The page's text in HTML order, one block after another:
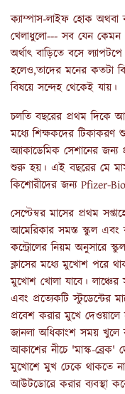
ক্যাম্পাস-লাইফ হোক অথবা
খেলাধুলো--- সব যেন কেমন
অর্থাৎ বাড়িতে বসে
হলেও,তাদের মনের কতটা
বিষয়ে সন্দেহ থেকেই যায়।
চলতি বছরের প্রথম দিকে
মধ্যে শিক্ষকদের
অ্যাকাডেমিক সেশানের জন্য
শুরু হয়। এই বছরের মে
কিশোরীদের জন্য Pfizer-
সেপ্টেম্বর মাসের প্রথম
আমেরিকার সমস্ত স্কুল
কন্ট্রোলের নিয়ম অনুসারে
ক্লাসের মধ্যে মুখোশ পরে
মুখোশ খোলা যাবে। লাঞ্চের
এবং প্রত্যেকটি স্টুডেন্টের
প্রবেশ করার মুখে দেওয়ালে
জানলা অধিকাংশ সময় খুলে
আকাশের নীচে 'মাস্ক-ব্রেক'
মুখোশে মুখ ঢেকে থাকতে
আউটডোরে করার ব্যবস্থা